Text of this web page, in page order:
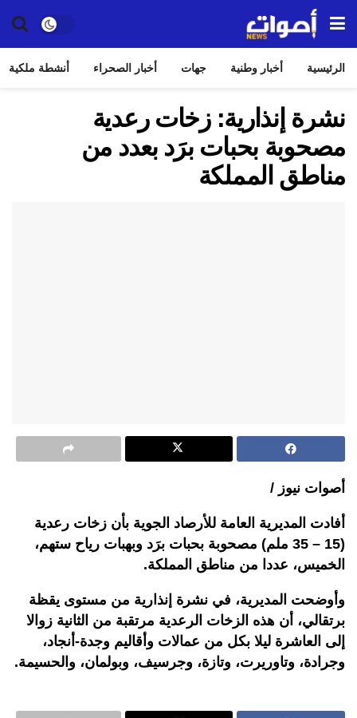
الرئيسية أخبار وطنية جهات أخبار الصحراء أنشطة ملكية
نشرة إنذارية: زخات رعدية
مصحوبة بحبات برَد بعدد من
مناطق المملكة
أصوات نيوز /
أفادت المديرية العامة للأرصاد الجوية بأن زخات رعدية
(15 – 35 ملم) مصحوبة بحبات برَد وبهبات رياح ستهم،
الخميس، عددا من مناطق المملكة.
وأوضحت المديرية، في نشرة إنذارية من مستوى يقظة
برتقالي، أن هذه الزخات الرعدية مرتقبة من الثانية زوالا
إلى العاشرة ليلا بكل من عمالات وأقاليم وجدة-أنجاد،
وجرادة، وتاوريرت، وتازة، وجرسيف، وبولمان، والحسيمة.